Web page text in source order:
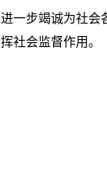
一步竭诚为社会
社会监督作用。